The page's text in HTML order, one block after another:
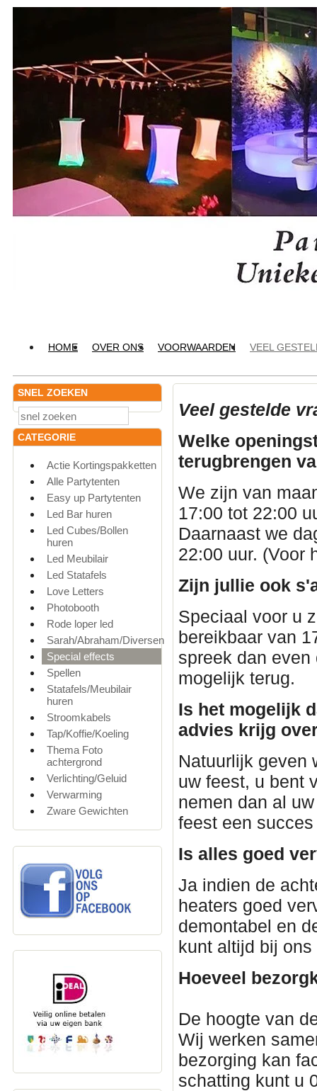
HOME OVER ONS VOORWAARDEN VEEL
SNEL ZOEKEN
CATEGORIE
Actie Kortingspakketten
Alle Partytenten
Easy up Partytenten
Led Bar huren
Led Cubes/Bollen
huren
Led Meubilair
Led Statafels
Love Letters
Photobooth
Rode loper led
Sarah/Abraham/Diversen
Special effects
Spellen
Statafels/Meubilair
huren
Stroomkabels
Tap/Koffie/Koeling
Thema Foto
achtergrond
Verlichting/Geluid
Verwarming
Zware Gewichten
Veel gestelde
Welke
terugbrengen
We zijn van
17:00 tot 22:00
Daarnaast we
22:00 uur. (Voor
Zijn jullie ook
Speciaal voor u
bereikbaar van
spreek dan
mogelijk terug.
Is het mogelijk
advies krijg
Natuurlijk geven
uw feest, u bent
nemen dan al
feest een
Is alles goed
Ja indien de
heaters goed
demontabel en
kunt altijd bij
Hoeveel
De hoogte van
Wij werken
bezorging kan
schatting kunt u